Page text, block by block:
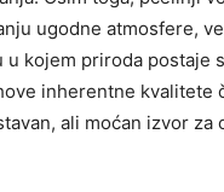
ugodne atmosfere,
kojem priroda postaje
inherentne kvalitete
ali moćan izvor